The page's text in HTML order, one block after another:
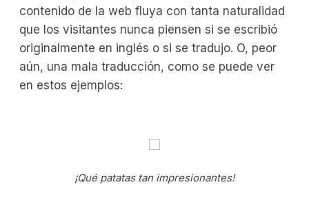
contenido de la web fluya con tanta naturalidad
que los visitantes nunca piensen si se escribió
originalmente en inglés o si se tradujo. O, peor
aún, una mala traducción, como se puede ver
en estos ejemplos:
¡Qué patatas tan impresionantes!